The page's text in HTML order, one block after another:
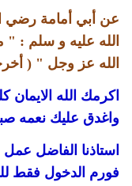
عن أبي أمامة رضي
الله عليه و سلم : "
الله عز وجل " (
اكرمك الله الايمان
واغدق عليك نعمه
استاذنا الفاضل
فورم الدخول فقط